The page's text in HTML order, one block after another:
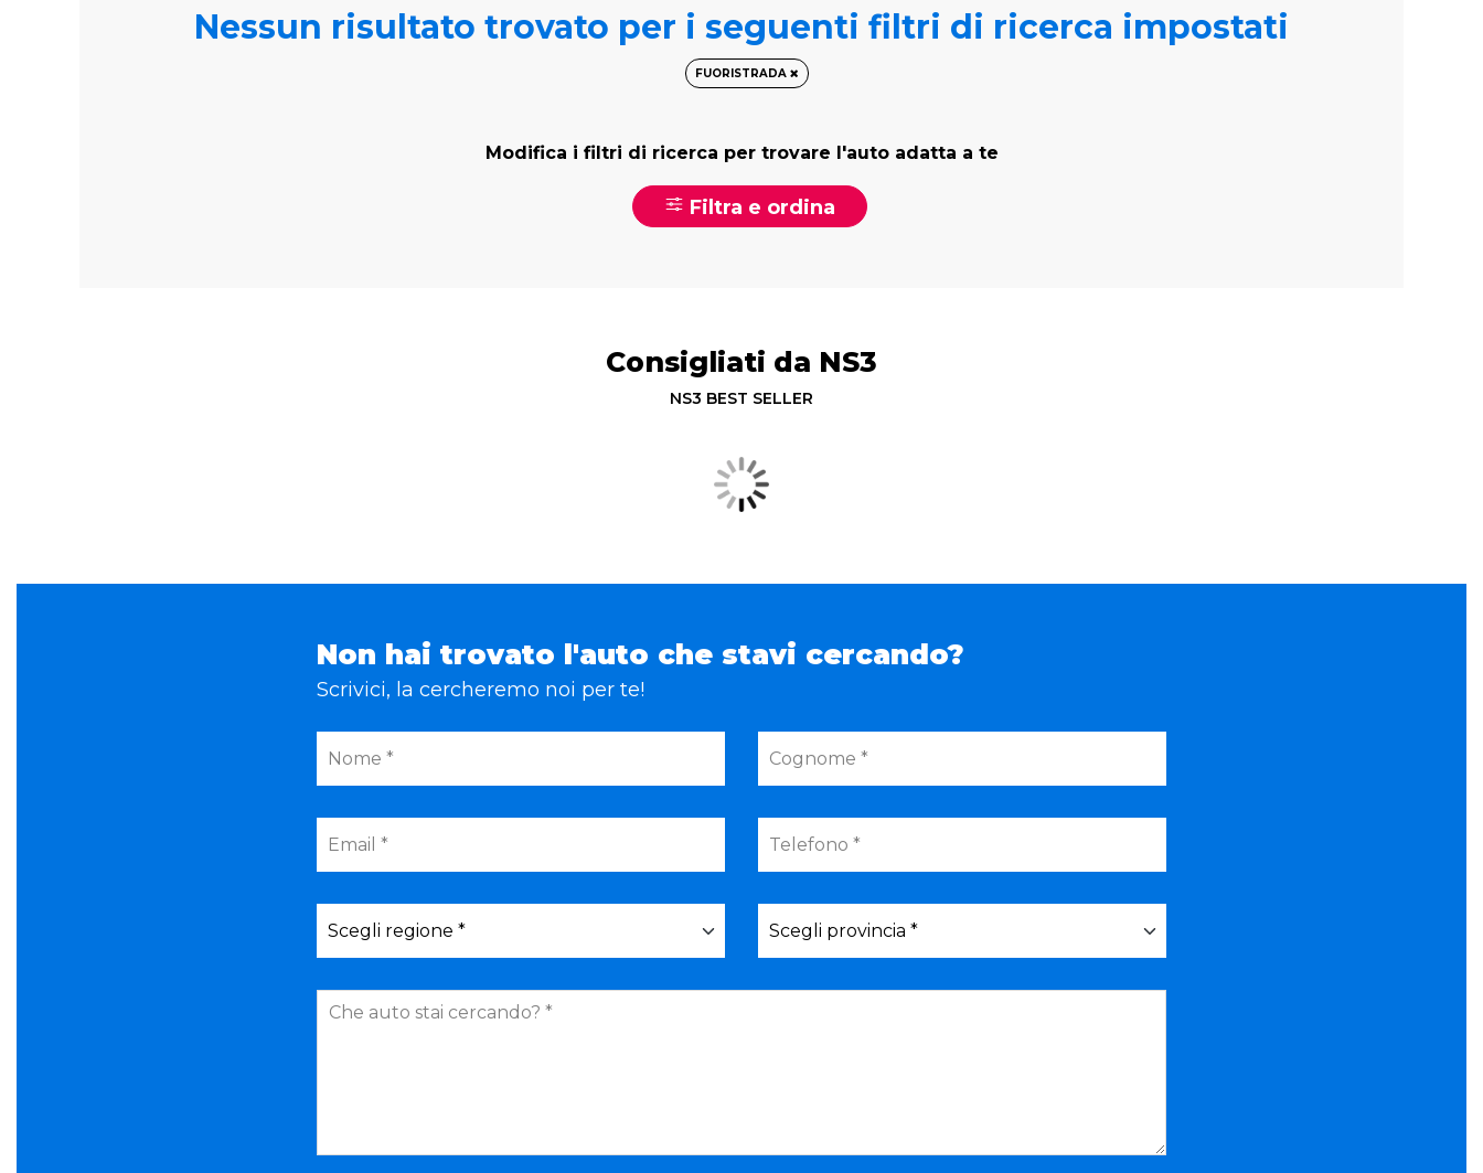
Nessun risultato trovato per i seguenti filtri di ricerca impostati
FUORISTRADA
Modifica i filtri di ricerca per trovare l'auto adatta a te
Filtra e ordina
Consigliati da NS3
NS3 BEST SELLER
Non hai trovato l'auto che stavi cercando?
Scrivici, la cercheremo noi per te!